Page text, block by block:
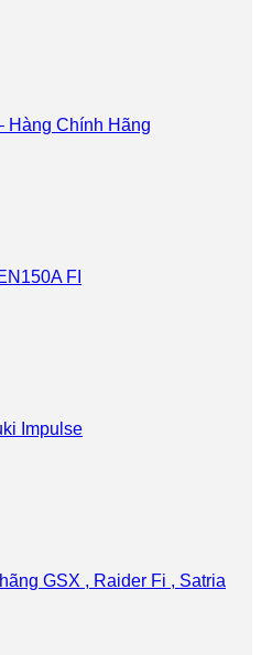
Hàng Chính Hãng
FI
Impulse
GSX , Raider Fi , Satria